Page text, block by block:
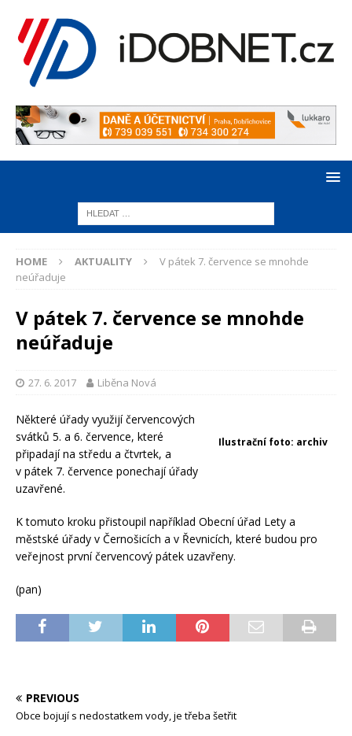
HOME AKTUALITY
V pátek 7. července se mnohde
neúřaduje
V pátek 7. července se mnohde
neúřaduje
27. 6. 2017 Liběna Nová
Ilustrační foto: archiv
Některé úřady využijí červencových
svátků 5. a 6. července, které
připadají na středu a čtvrtek, a
v pátek 7. července ponechají úřady
uzavřené.
K tomuto kroku přistoupil například Obecní úřad Lety a
městské úřady v Černošicích a v Řevnicích, které budou pro
veřejnost první červencový pátek uzavřeny.
(pan)
PREVIOUS
Obce bojují s nedostatkem vody, je třeba šetřit